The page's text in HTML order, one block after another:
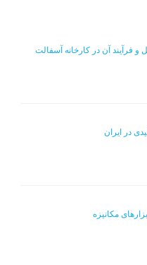
و فرآیند آن در کارخانه آسفالت
در ایران
مکانیزه